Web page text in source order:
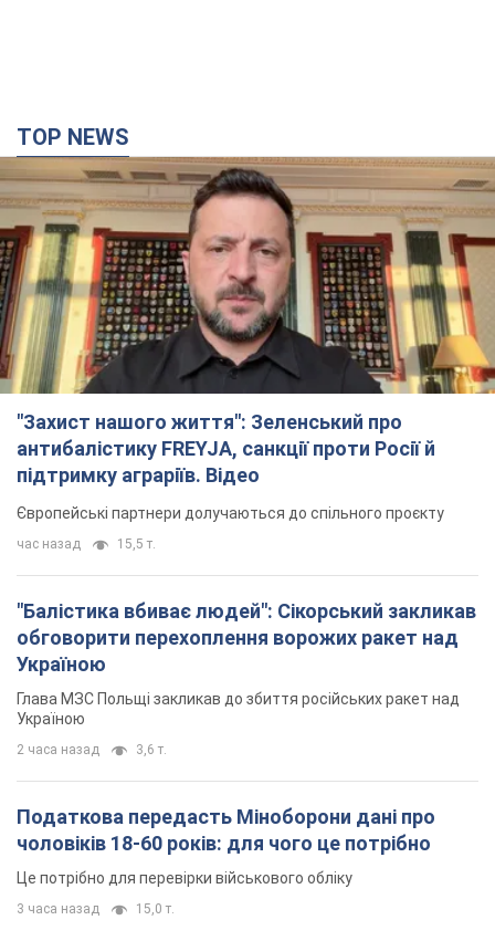
TOP NEWS
"Захист нашого життя": Зеленський про
антибалістику FREYJA, санкції проти Росії й
підтримку аграріїв. Відео
Європейські партнери долучаються до спільного проєкту
час назад 15,5 т.
"Балістика вбиває людей": Сікорський закликав
обговорити перехоплення ворожих ракет над
Україною
Глава МЗС Польщі закликав до збиття російських ракет над
Україною
2 часа назад 3,6 т.
Податкова передасть Міноборони дані про
чоловіків 18-60 років: для чого це потрібно
Це потрібно для перевірки військового обліку
3 часа назад 15,0 т.